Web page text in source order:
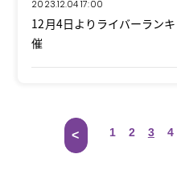
2023.12.04 17:00
12月4日よりライバーラン
催
< 1 2 3 4